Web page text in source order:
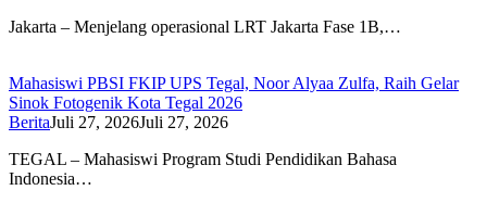
Jakarta – Menjelang operasional LRT Jakarta Fase 1B,…
Mahasiswi PBSI FKIP UPS Tegal, Noor Alyaa Zulfa, Raih Gelar
Sinok Fotogenik Kota Tegal 2026
BeritaJuli 27, 2026Juli 27, 2026
TEGAL – Mahasiswi Program Studi Pendidikan Bahasa
Indonesia…